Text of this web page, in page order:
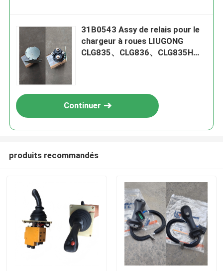
31B0543 Assy de relais pour le
chargeur à roues LIUGONG
CLG835、CLG836、CLG835H
Continuer
produits recommandés